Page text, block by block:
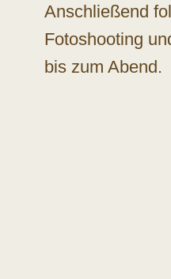
Anschließend
Fotoshooting
bis zum Abend.